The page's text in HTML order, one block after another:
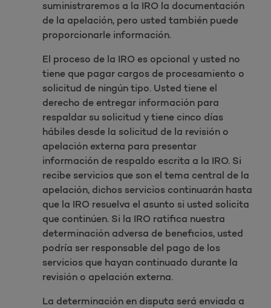
suministraremos a la IRO la documentación
de la apelación, pero usted también puede
proporcionarle información.
El proceso de la IRO es opcional y usted no
tiene que pagar cargos de procesamiento o
solicitud de ningún tipo. Usted tiene el
derecho de entregar información para
respaldar su solicitud y tiene cinco días
hábiles desde la solicitud de la revisión o
apelación externa para presentar
información de respaldo escrita a la IRO. Si
recibe servicios que son el tema central de la
apelación, dichos servicios continuarán hasta
que la IRO resuelva el asunto si usted solicita
que continúen. Si la IRO ratifica nuestra
determinación adversa de beneficios, usted
podría ser responsable del pago de los
servicios que hayan continuado durante la
revisión o apelación externa.
La determinación en disputa será enviada a